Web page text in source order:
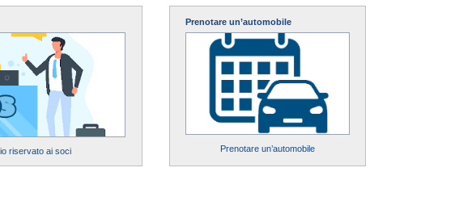
riservato ai soci
Prenotare un’automobile
Prenotare un’automobile